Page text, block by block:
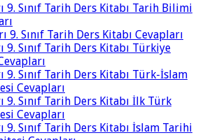
9. Sınıf Tarih Ders Kitabı Tarih Bilimi
9. Sınıf Tarih Ders Kitabı Cevapları
9. Sınıf Tarih Ders Kitabı Türkiye
9. Sınıf Tarih Ders Kitabı Türk-İslam
Cevapları
9. Sınıf Tarih Ders Kitabı İlk Türk
Cevapları
9. Sınıf Tarih Ders Kitabı İslam Tarihi